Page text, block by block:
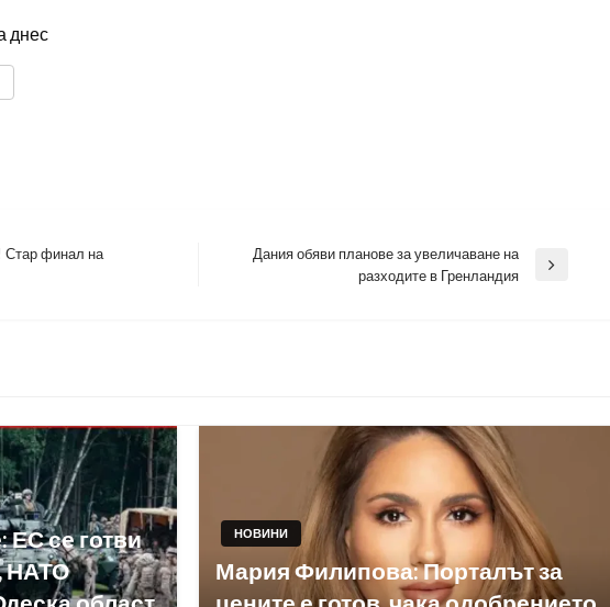
днес
Стар финал на
Дания обяви планове за увеличаване на
разходите в Гренландия
ЕС се готви
НАТО
НОВИНИ
Мария Филипова: Порталът за